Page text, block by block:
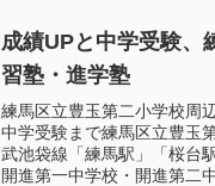
成績UPと中学受験、
習塾・進学塾
練馬区立豊玉第二小学校周
中学受験まで練馬区立豊玉
武池袋線「練馬駅」「桜台
開進第一中学校・開進第二